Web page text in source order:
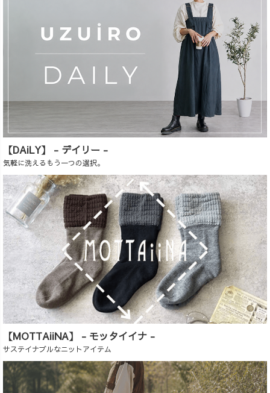
【DAiLY】 - デイリー -
気軽に洗えるもう一つの選択。
【MOTTAiiNA】 - モッタイイナ -
サステイナブルなニットアイテム